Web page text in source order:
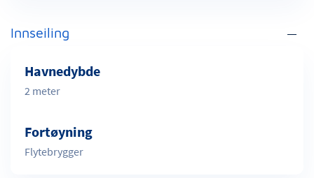
Innseiling
Havnedybde
2 meter
Fortøyning
Flytebrygger